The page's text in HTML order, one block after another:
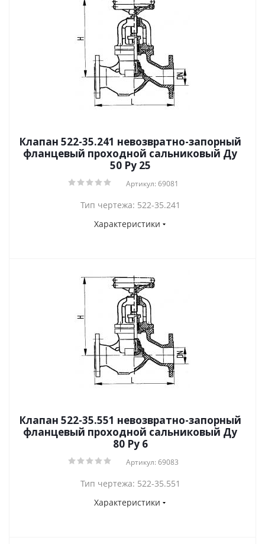
Клапан 522-35.241 невозвратно-запорный
фланцевый проходной сальниковый Ду
50 Ру 25
Артикул: 69081
Тип чертежа: 522-35.241
Характеристики
Клапан 522-35.551 невозвратно-запорный
фланцевый проходной сальниковый Ду
80 Ру 6
Артикул: 69083
Тип чертежа: 522-35.551
Характеристики